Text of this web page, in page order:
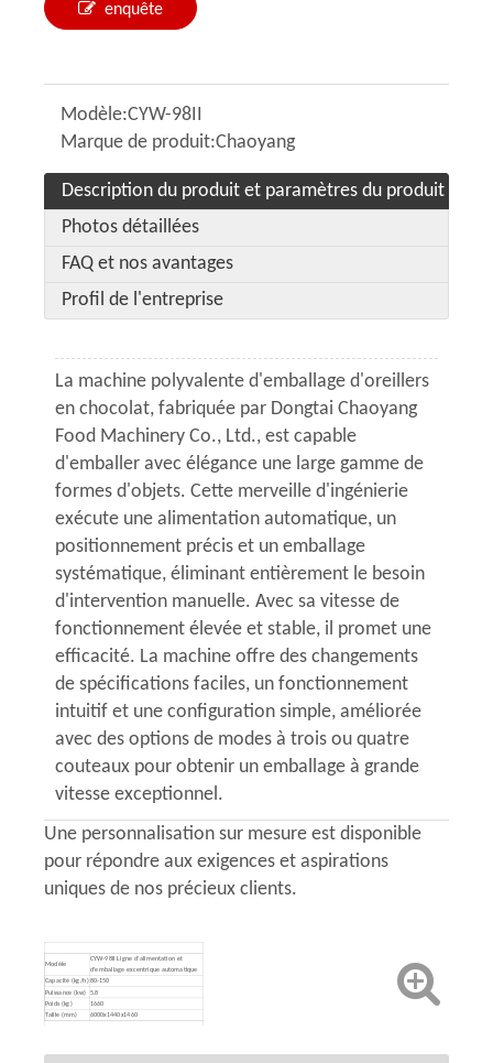
enquête
Modèle:CYW-98II
Marque de produit:Chaoyang
Description du produit et paramètres du produit
Photos détaillées
FAQ et nos avantages
Profil de l'entreprise
La machine polyvalente d'emballage d'oreillers
en chocolat, fabriquée par Dongtai Chaoyang
Food Machinery Co., Ltd., est capable
d'emballer avec élégance une large gamme de
formes d'objets. Cette merveille d'ingénierie
exécute une alimentation automatique, un
positionnement précis et un emballage
systématique, éliminant entièrement le besoin
d'intervention manuelle. Avec sa vitesse de
fonctionnement élevée et stable, il promet une
efficacité. La machine offre des changements
de spécifications faciles, un fonctionnement
intuitif et une configuration simple, améliorée
avec des options de modes à trois ou quatre
couteaux pour obtenir un emballage à grande
vitesse exceptionnel.
Une personnalisation sur mesure est disponible
pour répondre aux exigences et aspirations
uniques de nos précieux clients.
Modèle
CYW-98II Ligne d'alimentation et
d'emballage excentrique automatique
Capacité (kg/h) 80-150
Puissance (kw)
5.8
Poids (kg)
1660
Taille (mm)
6000x1440x1460